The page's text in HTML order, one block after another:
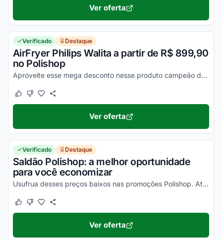
Ver oferta
Verificado Destaque
AirFryer Philips Walita a partir de R$ 899,90
no Polishop
Aproveite esse mega desconto nesse produto campeão de vendas e economize mais de R$ 200 no Polishop. Por tempo limitado. Corra!
Este cupom funcionou
Este cupom não funcionou
Ver oferta
Verificado Destaque
Saldão Polishop: a melhor oportunidade
para você economizar
Usufrua desses preços baixos nas promoções Polishop. Ative seu desconto e aproveite as condições promocionais!
Este cupom funcionou
Este cupom não funcionou
Ver oferta